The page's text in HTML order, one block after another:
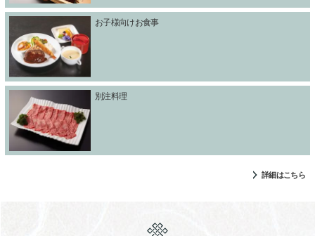
お子様向けお食事
別注料理
詳細はこちら